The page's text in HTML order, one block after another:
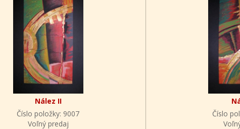
Nález II
Číslo položky: 9007
Voľný predaj
Číslo